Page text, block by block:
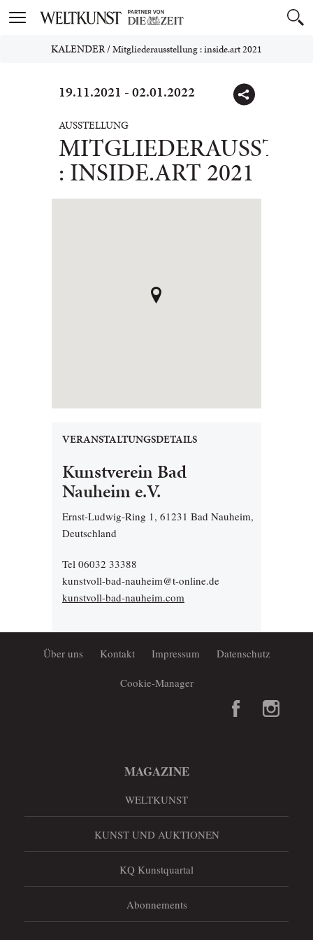
Toggle
KALENDER/Mitgliederausstellung : inside.art 2021
19.11.2021 - 02.01.2022
AUSSTELLUNG
: INSIDE.ART 2021
VERANSTALTUNGSDETAILS
Kunstverein Bad
Nauheim e.V.
Ernst-Ludwig-Ring 1, 61231 Bad Nauheim,
Deutschland
Tel 06032 33388
kunstvoll-bad-nauheim@t-online.de
kunstvoll-bad-nauheim.com
Über uns Kontakt Impressum Datenschutz
Cookie-Manager
MAGAZINE
WELTKUNST
KUNST UND AUKTIONEN
KQ Kunstquartal
Abonnements